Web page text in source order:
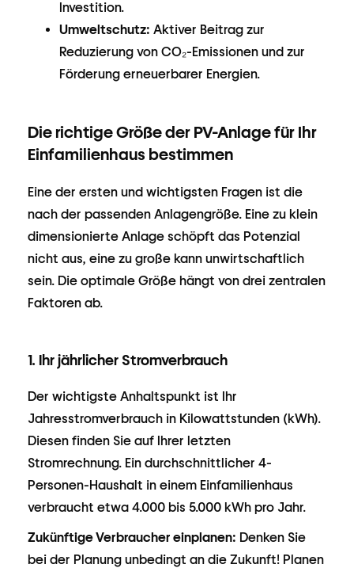
Investition.
Umweltschutz: Aktiver Beitrag zur
Reduzierung von CO₂-Emissionen und zur
Förderung erneuerbarer Energien.
Die richtige Größe der PV-Anlage für Ihr
Einfamilienhaus bestimmen
Eine der ersten und wichtigsten Fragen ist die
nach der passenden Anlagengröße. Eine zu klein
dimensionierte Anlage schöpft das Potenzial
nicht aus, eine zu große kann unwirtschaftlich
sein. Die optimale Größe hängt von drei zentralen
Faktoren ab.
1. Ihr jährlicher Stromverbrauch
Der wichtigste Anhaltspunkt ist Ihr
Jahresstromverbrauch in Kilowattstunden (kWh).
Diesen finden Sie auf Ihrer letzten
Stromrechnung. Ein durchschnittlicher 4-
Personen-Haushalt in einem Einfamilienhaus
verbraucht etwa 4.000 bis 5.000 kWh pro Jahr.
Zukünftige Verbraucher einplanen: Denken Sie
bei der Planung unbedingt an die Zukunft! Planen